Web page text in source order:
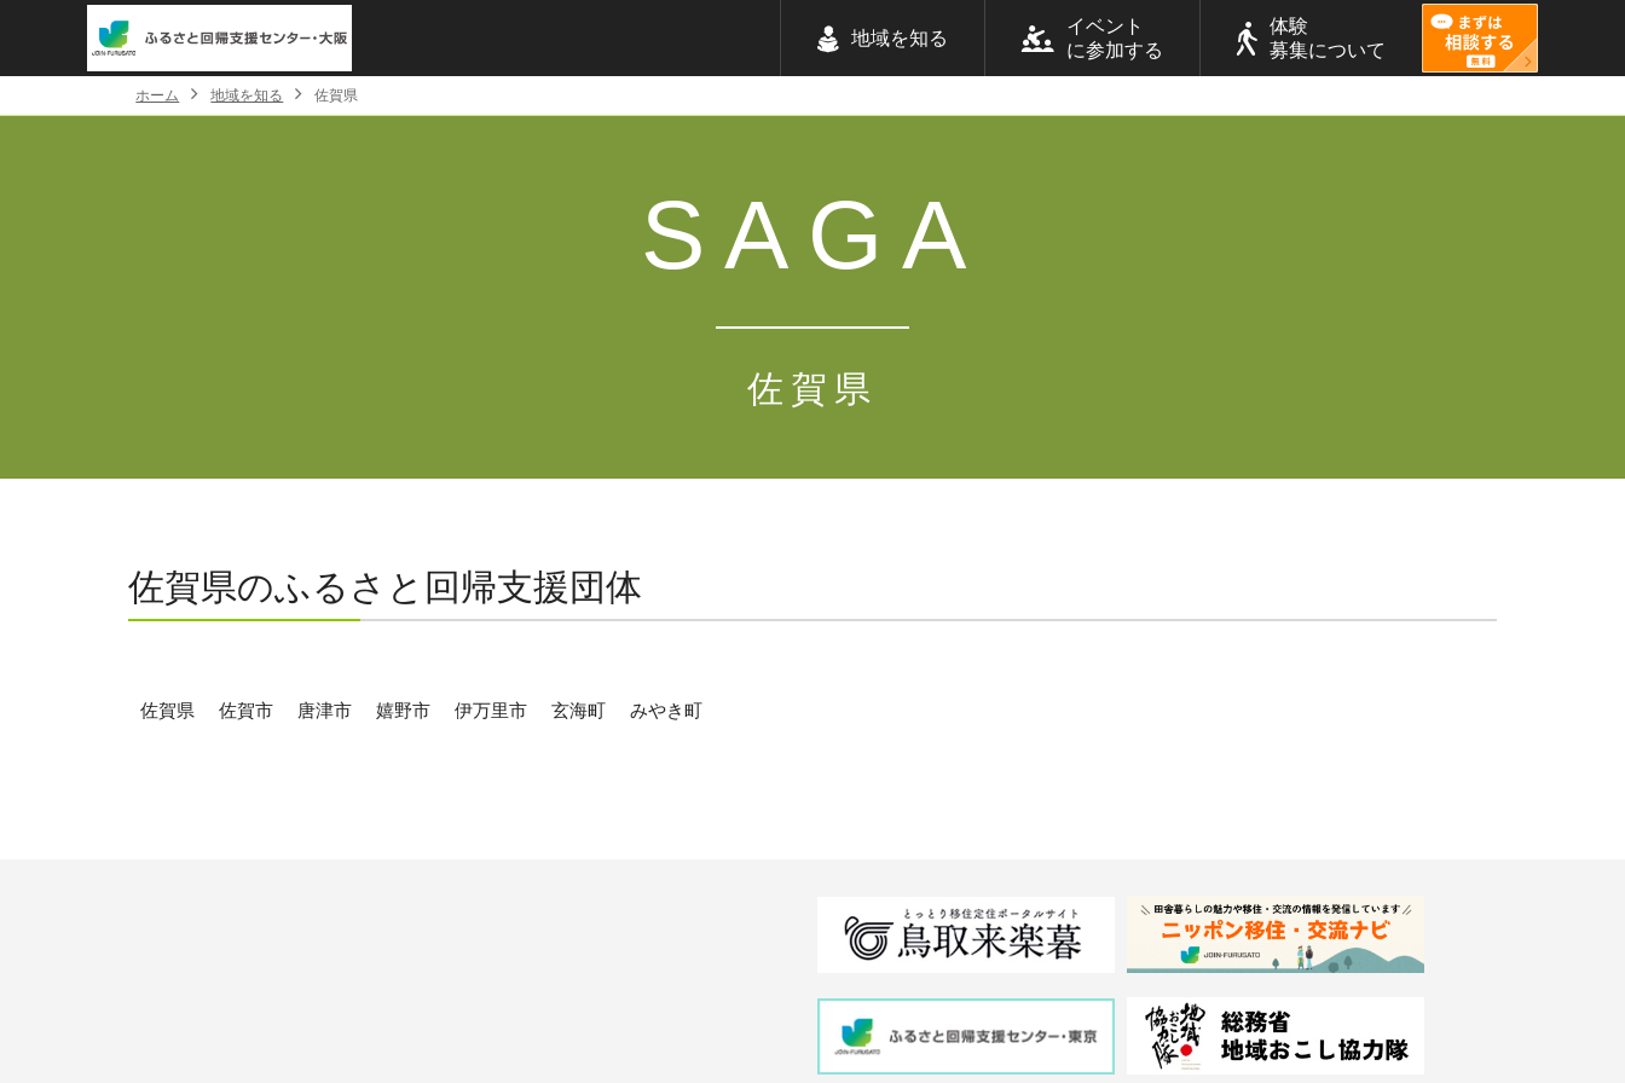
地域を知る
イベント
に参加する
体験
募集について
ホーム 地域を知る 佐賀県
SAGA
佐賀県
佐賀県のふるさと回帰支援団体
佐賀県 佐賀市 唐津市 嬉野市 伊万里市 玄海町 みやき町